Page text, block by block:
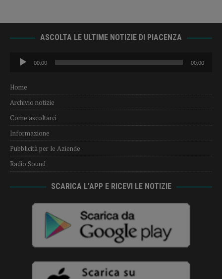
ASCOLTA LE ULTIME NOTIZIE DI PIACENZA
Audio
Player
00:00 00:00
Home
Archivio notizie
Come ascoltarci
Informazione
Pubblicità per le Aziende
Radio Sound
SCARICA L’APP E RICEVI LE NOTIZIE